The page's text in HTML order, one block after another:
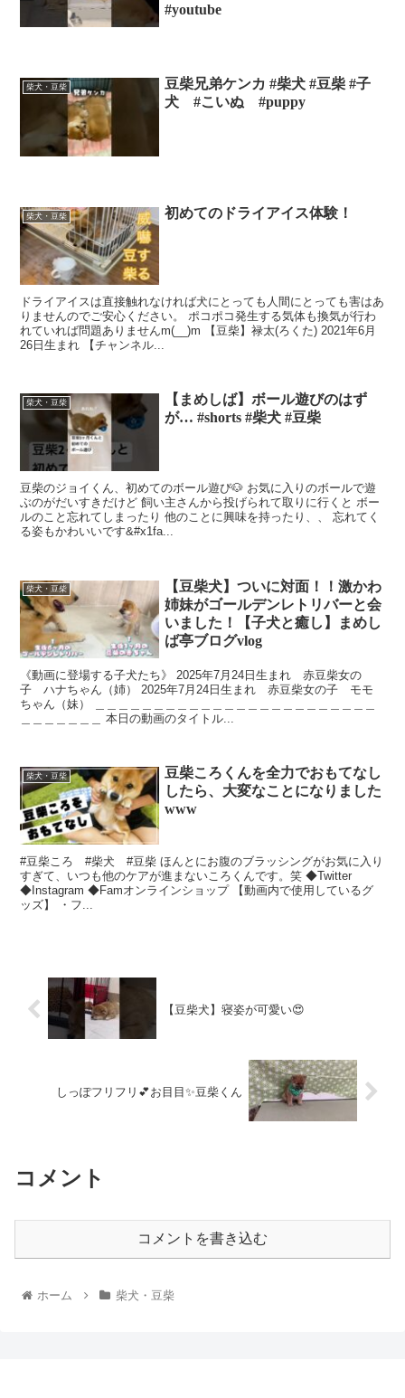
#youtube
柴犬・豆柴
豆柴兄弟ケンカ #柴犬 #豆柴 #子
犬 #こいぬ #puppy
柴犬・豆柴 初めてのドライアイス体験！
ドライアイスは直接触れなければ犬にとっても人間にとっても害はあ
りませんのでご安心ください。 ポコポコ発生する気体も換気が行わ
れていれば問題ありませんm(__)m 【豆柴】禄太(ろくた) 2021年6月
26日生まれ 【チャンネル...
柴犬・豆柴
【まめしば】ボール遊びのはず
が… #shorts #柴犬 #豆柴
豆柴のジョイくん、初めてのボール遊び🐶 お気に入りのボールで遊
ぶのがだいすきだけど 飼い主さんから投げられて取りに行くと ボー
ルのこと忘れてしまったり 他のことに興味を持ったり、、 忘れてく
る姿もかわいいです&#x1fa...
柴犬・豆柴
【豆柴犬】ついに対面！！激かわ
姉妹がゴールデンレトリバーと会
いました！【子犬と癒し】まめし
ば亭ブログvlog
《動画に登場する子犬たち》 2025年7月24日生まれ 赤豆柴女の
子 ハナちゃん（姉） 2025年7月24日生まれ 赤豆柴女の子 モモ
ちゃん（妹） ＿＿＿＿＿＿＿＿＿＿＿＿＿＿＿＿＿＿＿＿＿＿＿＿
＿＿＿＿＿＿＿ 本日の動画のタイトル...
柴犬・豆柴
豆柴ころくんを全力でおもてなし
したら、大変なことになりました
www
#豆柴ころ #柴犬 #豆柴 ほんとにお腹のブラッシングがお気に入り
すぎて、いつも他のケアが進まないころくんです。笑 ◆Twitter
◆Instagram ◆Famオンラインショップ 【動画内で使用しているグ
ッズ】 ・フ...
【豆柴犬】寝姿が可愛い😍
しっぽフリフリ💕お目目✨豆柴くん
コメント
コメントを書き込む
ホーム 柴犬・豆柴